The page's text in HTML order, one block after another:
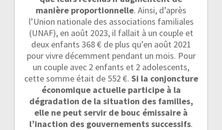
manière proportionnelle. Ainsi, d’après
l’Union nationale des associations familiales
(UNAF), en août 2023, il fallait à un couple et
deux enfants 368 € de plus qu’en août 2021
pour vivre décemment pendant un mois. Pour
un couple avec 2 enfants et 2 adolescents,
cette somme était de 552 €. Si la conjoncture
économique actuelle participe à la
dégradation de la situation des familles,
elle ne peut servir de bouc émissaire à
l’inaction des gouvernements successifs.